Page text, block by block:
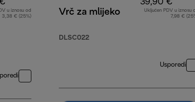
u iznosu od
3,38 € (25%)
Vrč za mlijeko
DLSC022
39,90 €
Uključen PDV u iznosu
7,98 €
Usporedi